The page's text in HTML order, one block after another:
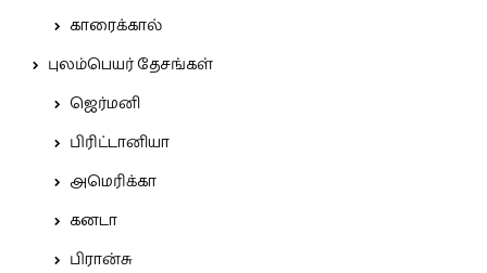
காரைக்கால்
புலம்பெயர் தேசங்கள்
ஜெர்மனி
பிரிட்டானியா
அமெரிக்கா
கனடா
பிரான்சு